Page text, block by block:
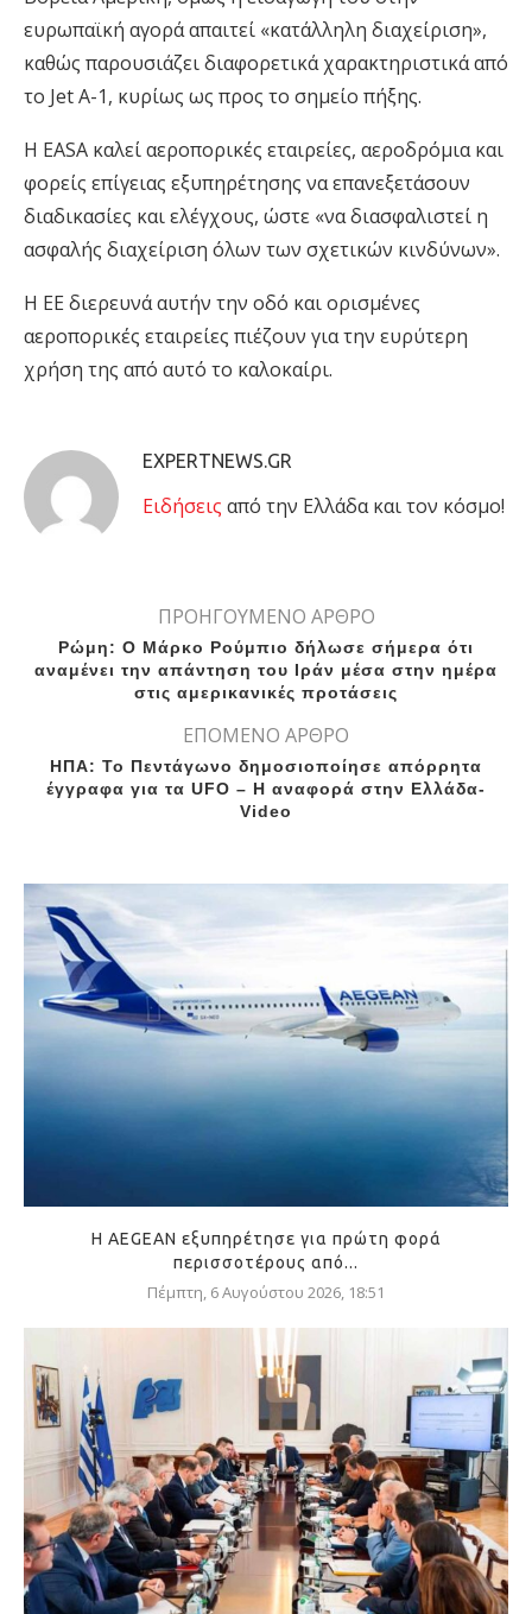
ευρωπαϊκή αγορά απαιτεί «κατάλληλη διαχείριση»,
καθώς παρουσιάζει διαφορετικά χαρακτηριστικά από
το Jet A-1, κυρίως ως προς το σημείο πήξης.
Η EASA καλεί αεροπορικές εταιρείες, αεροδρόμια και
φορείς επίγειας εξυπηρέτησης να επανεξετάσουν
διαδικασίες και ελέγχους, ώστε «να διασφαλιστεί η
ασφαλής διαχείριση όλων των σχετικών κινδύνων».
Η ΕΕ διερευνά αυτήν την οδό και ορισμένες
αεροπορικές εταιρείες πιέζουν για την ευρύτερη
χρήση της από αυτό το καλοκαίρι.
EXPERTNEWS.GR
Eιδήσεις από την Ελλάδα και τον κόσμο!
ΠΡΟΗΓΟΥΜΕΝΟ ΑΡΘΡΟ
Ρώμη: Ο Μάρκο Ρούμπιο δήλωσε σήμερα ότι
αναμένει την απάντηση του Ιράν μέσα στην ημέρα
στις αμερικανικές προτάσεις
ΕΠΟΜΕΝΟ ΑΡΘΡΟ
ΗΠΑ: Το Πεντάγωνο δημοσιοποίησε απόρρητα
έγγραφα για τα UFO – Η αναφορά στην Ελλάδα-
Video
Η AEGEAN εξυπηρέτησε για πρώτη φορά
περισσοτέρους από...
Πέμπτη, 6 Αυγούστου 2026, 18:51